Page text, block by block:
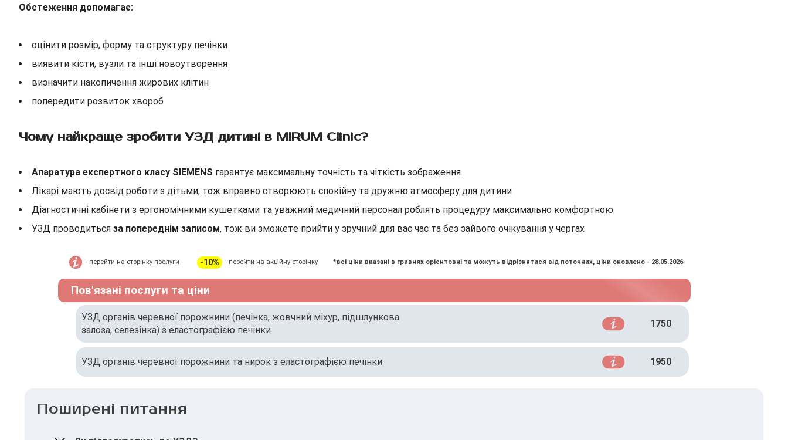
Обстеження допомагає:
оцінити розмір, форму та структуру печінки
виявити кісти, вузли та інші новоутворення
визначити накопичення жирових клітин
попередити розвиток хвороб
Чому найкраще зробити УЗД дитині в MIRUM Clinic?
Апаратура експертного класу SIEMENS гарантує максимальну точність та чіткість зображення
Лікарі мають досвід роботи з дітьми, тож вправно створюють спокійну та дружню атмосферу для дитини
Діагностичні кабінети з ергономічними кушетками та уважний медичний персонал роблять процедуру максимально комфортною
УЗД проводиться за попереднім записом, тож ви зможете прийти у зручний для вас час та без зайвого очікування у чергах
- перейти на сторінку послуги -10% - перейти на акційну сторінку *всі ціни вказані в гривнях орієнтовні та можуть відрізнятися від поточних, ціни оновлено - 28.05.2026
Пов'язані послуги та ціни
УЗД органів черевної порожнини (печінка, жовчний міхур, підшлункова
залоза, селезінка) з еластографією печінки
1750
УЗД органів черевної порожнини та нирок з еластографією печінки 1950
Поширені питання